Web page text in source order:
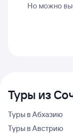
Но можно
Туры из
Туры в Абхазию
Туры в Австрию